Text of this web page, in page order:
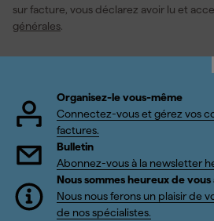
sur facture, vous déclarez avoir lu et
générales
Organisez-le vous-même
Connectez-vous et gérez vos
factures.
Bulletin
Abonnez-vous à la newsletter
Nous sommes heureux de
Nous nous ferons un plaisir de
de nos spécialistes.